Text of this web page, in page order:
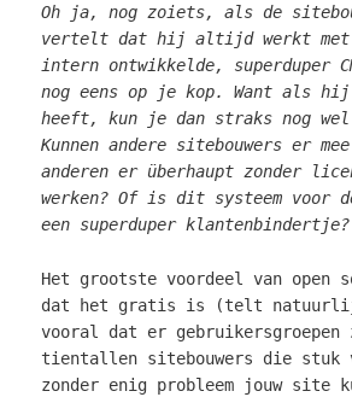
Oh ja, nog zoiets, als de
vertelt dat hij altijd werkt met
intern ontwikkelde, superduper
nog eens op je kop. Want als
heeft, kun je dan straks nog wel
Kunnen andere sitebouwers er mee
anderen er überhaupt zonder
werken? Of is dit systeem voor
een superduper klantenbindertje?
Het grootste voordeel van open
dat het gratis is (telt
vooral dat er
tientallen sitebouwers die stuk
zonder enig probleem jouw site